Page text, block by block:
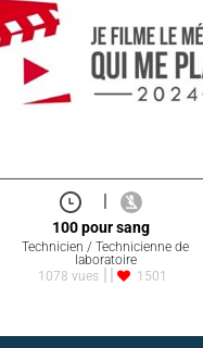
100 pour sang
Technicien / Technicienne de
laboratoire
1078 vues
1501